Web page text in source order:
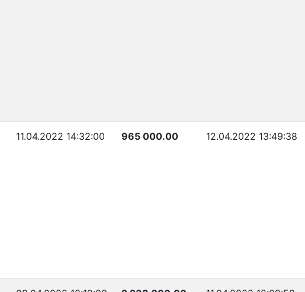
11.04.2022 14:32:00 965 000.00 12.04.2022 13:49:38